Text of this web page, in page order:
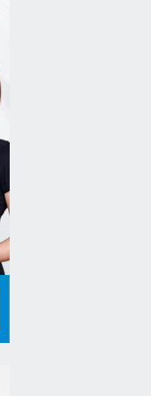
в
организации
и